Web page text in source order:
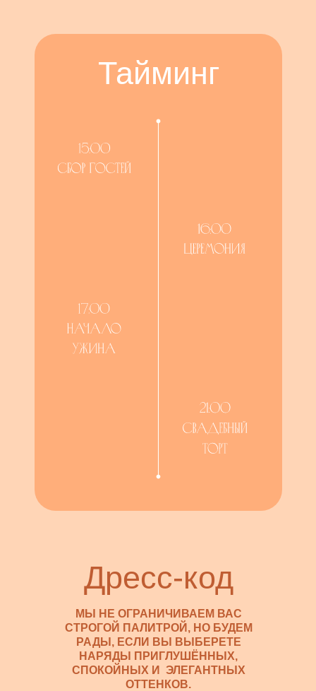
Тайминг
Дресс-код
МЫ НЕ ОГРАНИЧИВАЕМ ВАС
СТРОГОЙ ПАЛИТРОЙ, НО БУДЕМ
РАДЫ, ЕСЛИ ВЫ ВЫБЕРЕТЕ
НАРЯДЫ ПРИГЛУШЁННЫХ,
СПОКОЙНЫХ И ЭЛЕГАНТНЫХ
ОТТЕНКОВ.